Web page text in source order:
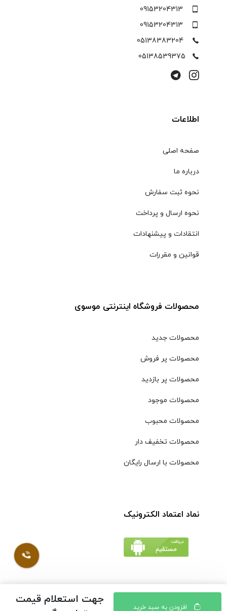
افزودن به سبد خرید
جهت استعلام قیمت
09153204313
09153204313
05138383204
05138539375
اطلاعات
صفحه اصلی
درباره ما
نحوه ثبت سفارش
نحوه ارسال و پرداخت
انتقادات و پیشنهادات
قوانین و مقررات
محصولات فروشگاه اینترنتی موسوی
محصولات جدید
محصولات پر فروش
محصولات پر بازدید
محصولات موجود
محصولات محبوب
محصولات تخفیف دار
محصولات با ارسال رایگان
نماد اعتماد الکترونیک
© کلیه حقوق مادی و معنوی محتویات سایت فروشگاه اینترنتی